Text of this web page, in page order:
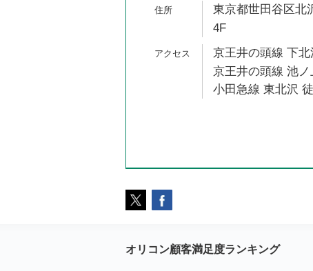
東京都世田谷区北
4F
京王井の頭線 下
京王井の頭線 池
小田急線 東北沢
オリコン顧客満足度ランキング